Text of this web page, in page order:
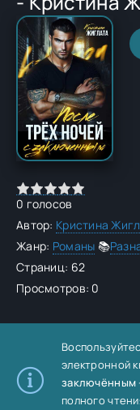
0 голосов
Автор: Кристина
Жанр: Романы 📚
Страниц: 62
Просмотров: 0
электронной
заключённым
полного